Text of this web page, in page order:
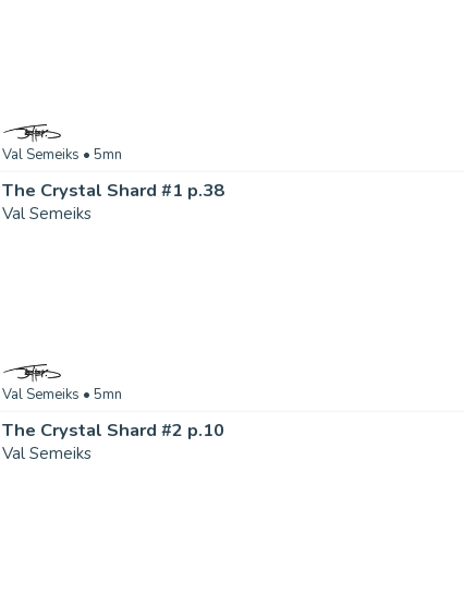
Val Semeiks • 5mn
The Crystal Shard #1 p.38
Val Semeiks
Val Semeiks • 5mn
The Crystal Shard #2 p.10
Val Semeiks